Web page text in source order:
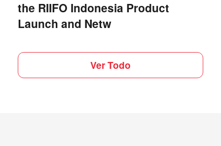
the RIIFO Indonesia Product
Launch and Netw
Ver Todo